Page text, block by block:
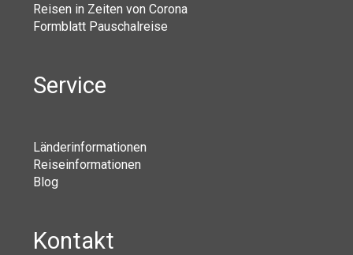
Reisen in Zeiten von Corona
Formblatt Pauschalreise
Service
Länderinformationen
Reiseinformationen
Blog
Kontakt